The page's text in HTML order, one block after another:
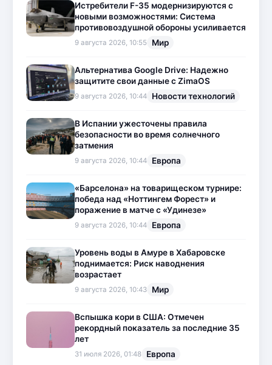
Истребители F-35 модернизируются с
новыми возможностями: Система
противовоздушной обороны усиливается
9 августа 2026, 10:55 Мир
Альтернатива Google Drive: Надежно
защитите свои данные с ZimaOS
9 августа 2026, 10:44 Новости технологий
В Испании ужесточены правила
безопасности во время солнечного
затмения
9 августа 2026, 10:44 Европа
«Барселона» на товарищеском турнире:
победа над «Ноттингем Форест» и
поражение в матче с «Удинезе»
9 августа 2026, 10:44 Европа
Уровень воды в Амуре в Хабаровске
поднимается: Риск наводнения
возрастает
9 августа 2026, 10:43 Мир
Вспышка кори в США: Отмечен
рекордный показатель за последние 35
лет
31 июля 2026, 01:48 Европа